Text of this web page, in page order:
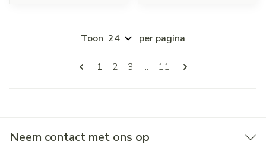
Pagina's
U lees momenteel pagina
1 Pagina
2 Pagina
3 ... Pagina
11
Toon per pagina
Neem contact met ons op